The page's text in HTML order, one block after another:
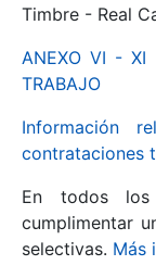
Mostrar/
Timbre - Real
ANEXO VI - XI
TRABAJO
Información
contrataciones
En todos los
cumplimentar
selectivas. Más